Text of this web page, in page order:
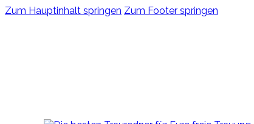
Zum Hauptinhalt springen Zum Footer springen